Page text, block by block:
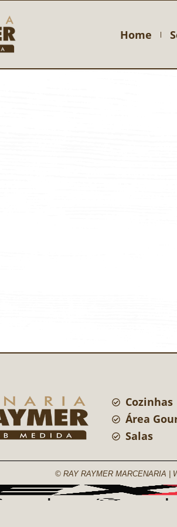
Home
Cozinhas
Área
Salas
© RAY RAYMER MARCENARIA |